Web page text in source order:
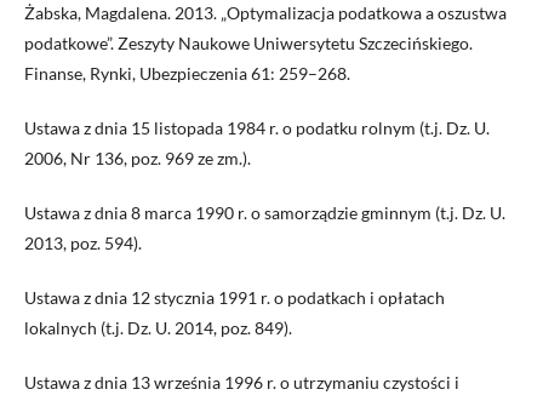
Żabska, Magdalena. 2013. „Optymalizacja podatkowa a oszustwa
podatkowe”. Zeszyty Naukowe Uniwersytetu Szczecińskiego.
Finanse, Rynki, Ubezpieczenia 61: 259–268.
Ustawa z dnia 15 listopada 1984 r. o podatku rolnym (t.j. Dz. U.
2006, Nr 136, poz. 969 ze zm.).
Ustawa z dnia 8 marca 1990 r. o samorządzie gminnym (t.j. Dz. U.
2013, poz. 594).
Ustawa z dnia 12 stycznia 1991 r. o podatkach i opłatach
lokalnych (t.j. Dz. U. 2014, poz. 849).
Ustawa z dnia 13 września 1996 r. o utrzymaniu czystości i